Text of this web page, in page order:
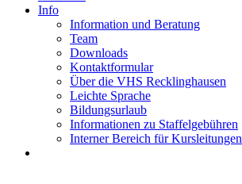
Info
Information und Beratung
Team
Downloads
Kontaktformular
Über die VHS Recklinghausen
Leichte Sprache
Bildungsurlaub
Informationen zu Staffelgebühren
Interner Bereich für Kursleitungen